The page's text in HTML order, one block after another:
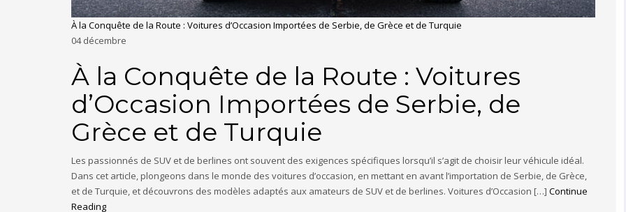
À la Conquête de la Route : Voitures d’Occasion Importées de Serbie, de Grèce et de Turquie
04décembre
À la Conquête de la Route : Voitures
d’Occasion Importées de Serbie, de
Grèce et de Turquie
Les passionnés de SUV et de berlines ont souvent des exigences spécifiques lorsqu’il s’agit de choisir leur véhicule idéal.
Dans cet article, plongeons dans le monde des voitures d’occasion, en mettant en avant l’importation de Serbie, de Grèce,
et de Turquie, et découvrons des modèles adaptés aux amateurs de SUV et de berlines. Voitures d’Occasion […] Continue
Reading